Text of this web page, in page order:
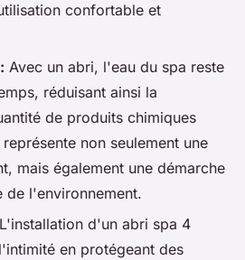
confortable et
Avec un abri, l'eau du spa reste
réduisant ainsi la
de produits chimiques
non seulement une
mais également une démarche
de l'environnement.
L'installation d'un abri spa 4
en protégeant des